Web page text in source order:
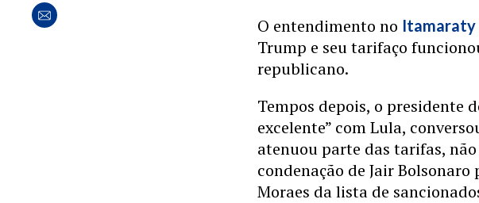
O entendimento no Itamaraty
Trump e seu tarifaço
republicano.
Tempos depois, o presidente
excelente” com Lula,
atenuou parte das tarifas,
condenação de Jair
Moraes da lista de